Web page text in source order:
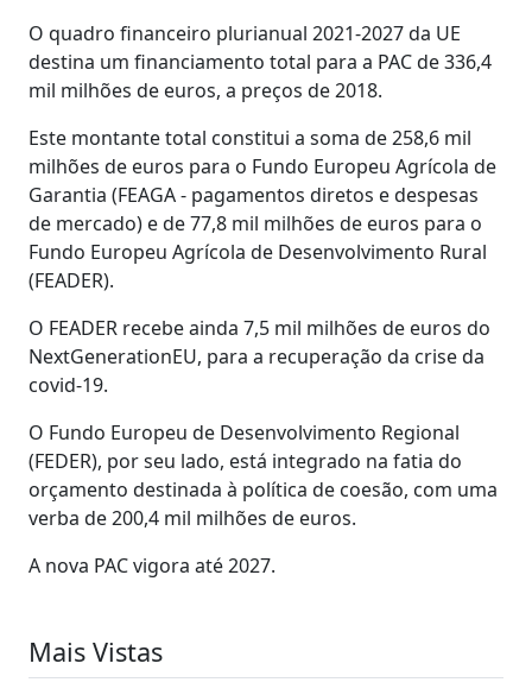
O quadro financeiro plurianual 2021-2027 da UE
destina um financiamento total para a PAC de 336,4
mil milhões de euros, a preços de 2018.
Este montante total constitui a soma de 258,6 mil
milhões de euros para o Fundo Europeu Agrícola de
Garantia (FEAGA - pagamentos diretos e despesas
de mercado) e de 77,8 mil milhões de euros para o
Fundo Europeu Agrícola de Desenvolvimento Rural
(FEADER).
O FEADER recebe ainda 7,5 mil milhões de euros do
NextGenerationEU, para a recuperação da crise da
covid-19.
O Fundo Europeu de Desenvolvimento Regional
(FEDER), por seu lado, está integrado na fatia do
orçamento destinada à política de coesão, com uma
verba de 200,4 mil milhões de euros.
A nova PAC vigora até 2027.
Mais Vistas